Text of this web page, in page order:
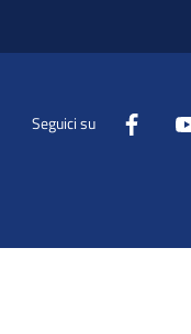
Seguici su